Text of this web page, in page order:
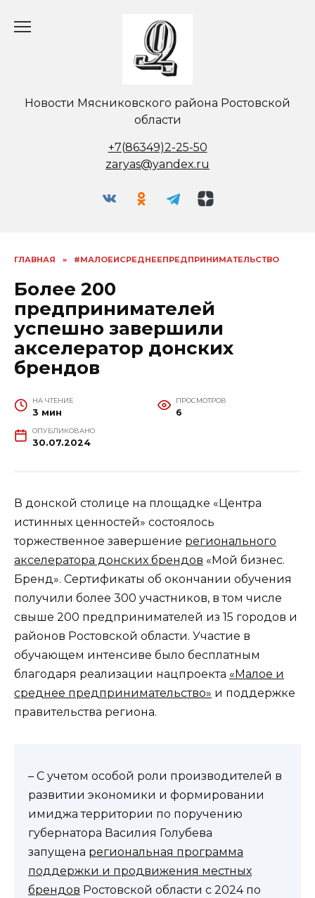
Новости Мясниковского района Ростовской
области
+7(86349)2-25-50
zaryas@yandex.ru
ГЛАВНАЯ » #МАЛОЕИСРЕДНЕЕПРЕДПРИНИМАТЕЛЬСТВО
Более 200
предпринимателей
успешно завершили
акселератор донских
брендов
НА ЧТЕНИЕ
3 мин
ПРОСМОТРОВ
6
ОПУБЛИКОВАНО
30.07.2024
В донской столице на площадке «Центра
истинных ценностей» состоялось
торжественное завершение регионального
акселератора донских брендов «Мой бизнес.
Бренд». Сертификаты об окончании обучения
получили более 300 участников, в том числе
свыше 200 предпринимателей из 15 городов и
районов Ростовской области. Участие в
обучающем интенсиве было бесплатным
благодаря реализации нацпроекта «Малое и
среднее предпринимательство» и поддержке
правительства региона.
– С учетом особой роли производителей в
развитии экономики и формировании
имиджа территории по поручению
губернатора Василия Голубева
запущена региональная программа
поддержки и продвижения местных
брендов Ростовской области с 2024 по